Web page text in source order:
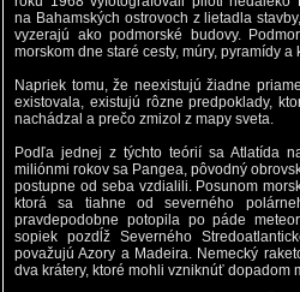
na Bahamských ostrovoch z lietadla
vyzerajú ako podmorské budovy.
morskom dne staré cesty, múry, pyramídy a
Napriek tomu, že neexistujú žiadne
existovala, existujú rôzne predpoklady,
nachádzal a prečo zmizol z mapy sveta.
Podľa jednej z týchto teórií sa Atlatída
miliónmi rokov sa Pangea, pôvodný
postupne od seba vzdialili. Posunom
ktorá sa tiahne od severného
pravdepodobne potopila po páde
sopiek pozdĺž Severného
považujú Azory a Madeira. Nemecký
dva krátery, ktoré mohli vzniknúť dopadom